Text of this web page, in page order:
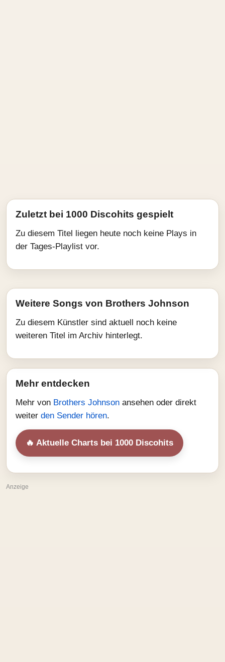
Zuletzt bei 1000 Discohits gespielt
Zu diesem Titel liegen heute noch keine Plays in
der Tages-Playlist vor.
Weitere Songs von Brothers Johnson
Zu diesem Künstler sind aktuell noch keine
weiteren Titel im Archiv hinterlegt.
Mehr entdecken
Mehr von Brothers Johnson ansehen oder direkt
weiter den Sender hören.
🔥 Aktuelle Charts bei 1000 Discohits
Anzeige